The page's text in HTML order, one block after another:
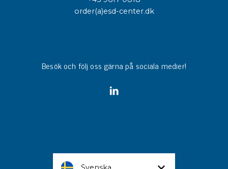
order(a)esd-center.dk
Besök och följ oss gärna på sociala medier!